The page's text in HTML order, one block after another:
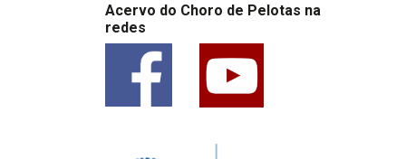
Acervo do Choro de Pelotas na
redes